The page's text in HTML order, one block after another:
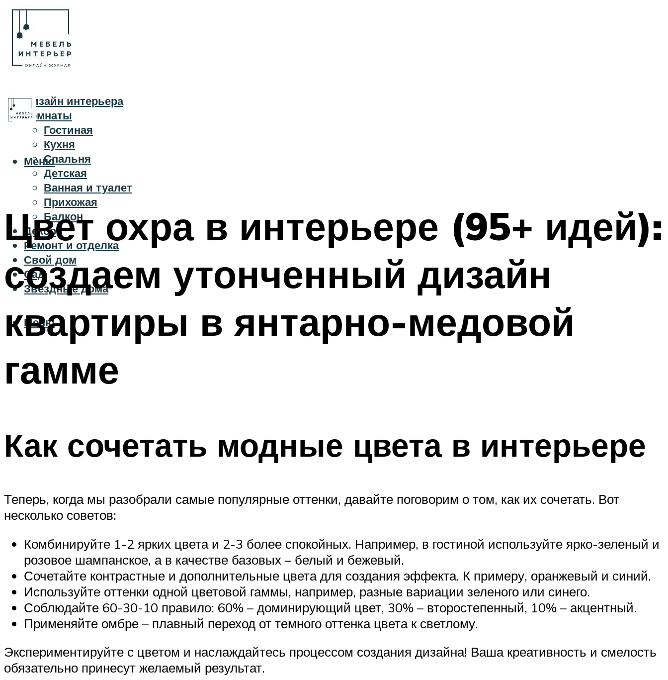
Дизайн интерьера
Комнаты
Гостиная
Кухня
Спальня
Детская
Ванная и туалет
Прихожая
Балкон
Декор
Ремонт и отделка
Свой дом
Сад
Звездные дома
Меню
Меню
Цвет охра в интерьере (95+ идей):
создаем утонченный дизайн
квартиры в янтарно-медовой
гамме
Как сочетать модные цвета в интерьере
Теперь, когда мы разобрали самые популярные оттенки, давайте поговорим о том, как их сочетать. Вот
несколько советов:
Комбинируйте 1-2 ярких цвета и 2-3 более спокойных. Например, в гостиной используйте ярко-зеленый и
розовое шампанское, а в качестве базовых – белый и бежевый.
Сочетайте контрастные и дополнительные цвета для создания эффекта. К примеру, оранжевый и синий.
Используйте оттенки одной цветовой гаммы, например, разные вариации зеленого или синего.
Соблюдайте 60-30-10 правило: 60% – доминирующий цвет, 30% – второстепенный, 10% – акцентный.
Применяйте омбре – плавный переход от темного оттенка цвета к светлому.
Экспериментируйте с цветом и наслаждайтесь процессом создания дизайна! Ваша креативность и смелость
обязательно принесут желаемый результат.